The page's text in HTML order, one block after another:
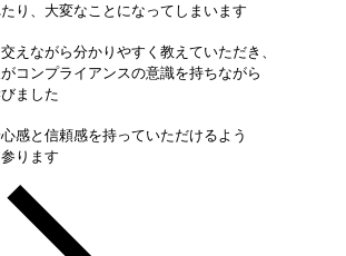
り、大変なことになってしまいます
えながら分かりやすく教えていただき、
コンプライアンスの意識を持ちながら
ました
感と信頼感を持っていただけるよう
ります